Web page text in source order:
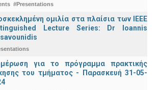
#Presentations
ομιλία στα πλαίσια των IEEE
Lecture Series: Dr Ioannis
για το πρόγραμμα πρακτικής
του τμήματος - Παρασκευή 31-05-